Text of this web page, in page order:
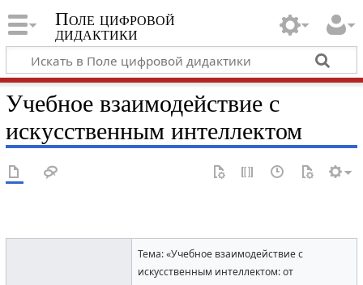
Поле цифровой
дидактики
Учебное взаимодействие с
искусственным интеллектом
Тема: «Учебное взаимодействие с
искусственным интеллектом: от